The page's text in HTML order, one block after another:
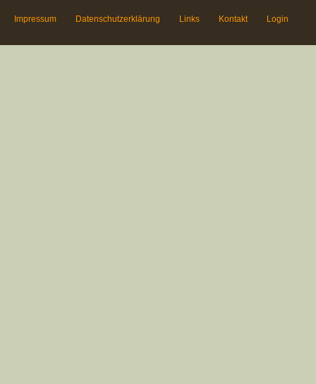
Impressum Datenschutzerklärung Links Kontakt Login